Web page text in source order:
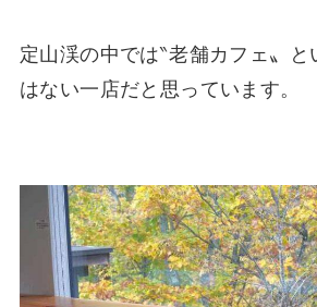
定山渓の中では‶老舗カフェ〟
はない一店だと思っています。